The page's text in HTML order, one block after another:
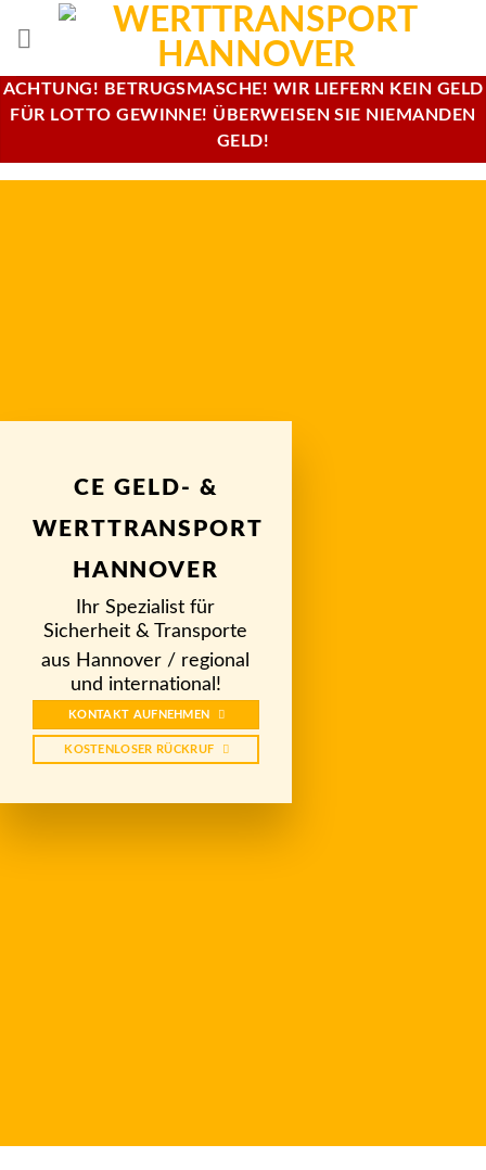
ACHTUNG! BETRUGSMASCHE! WIR LIEFERN KEIN GELD
FÜR LOTTO GEWINNE! ÜBERWEISEN SIE NIEMANDEN
GELD!
CE GELD- &
WERTTRANSPORT
HANNOVER
Ihr Spezialist für
Sicherheit & Transporte
aus Hannover / regional
und international!
KONTAKT AUFNEHMEN
KOSTENLOSER RÜCKRUF